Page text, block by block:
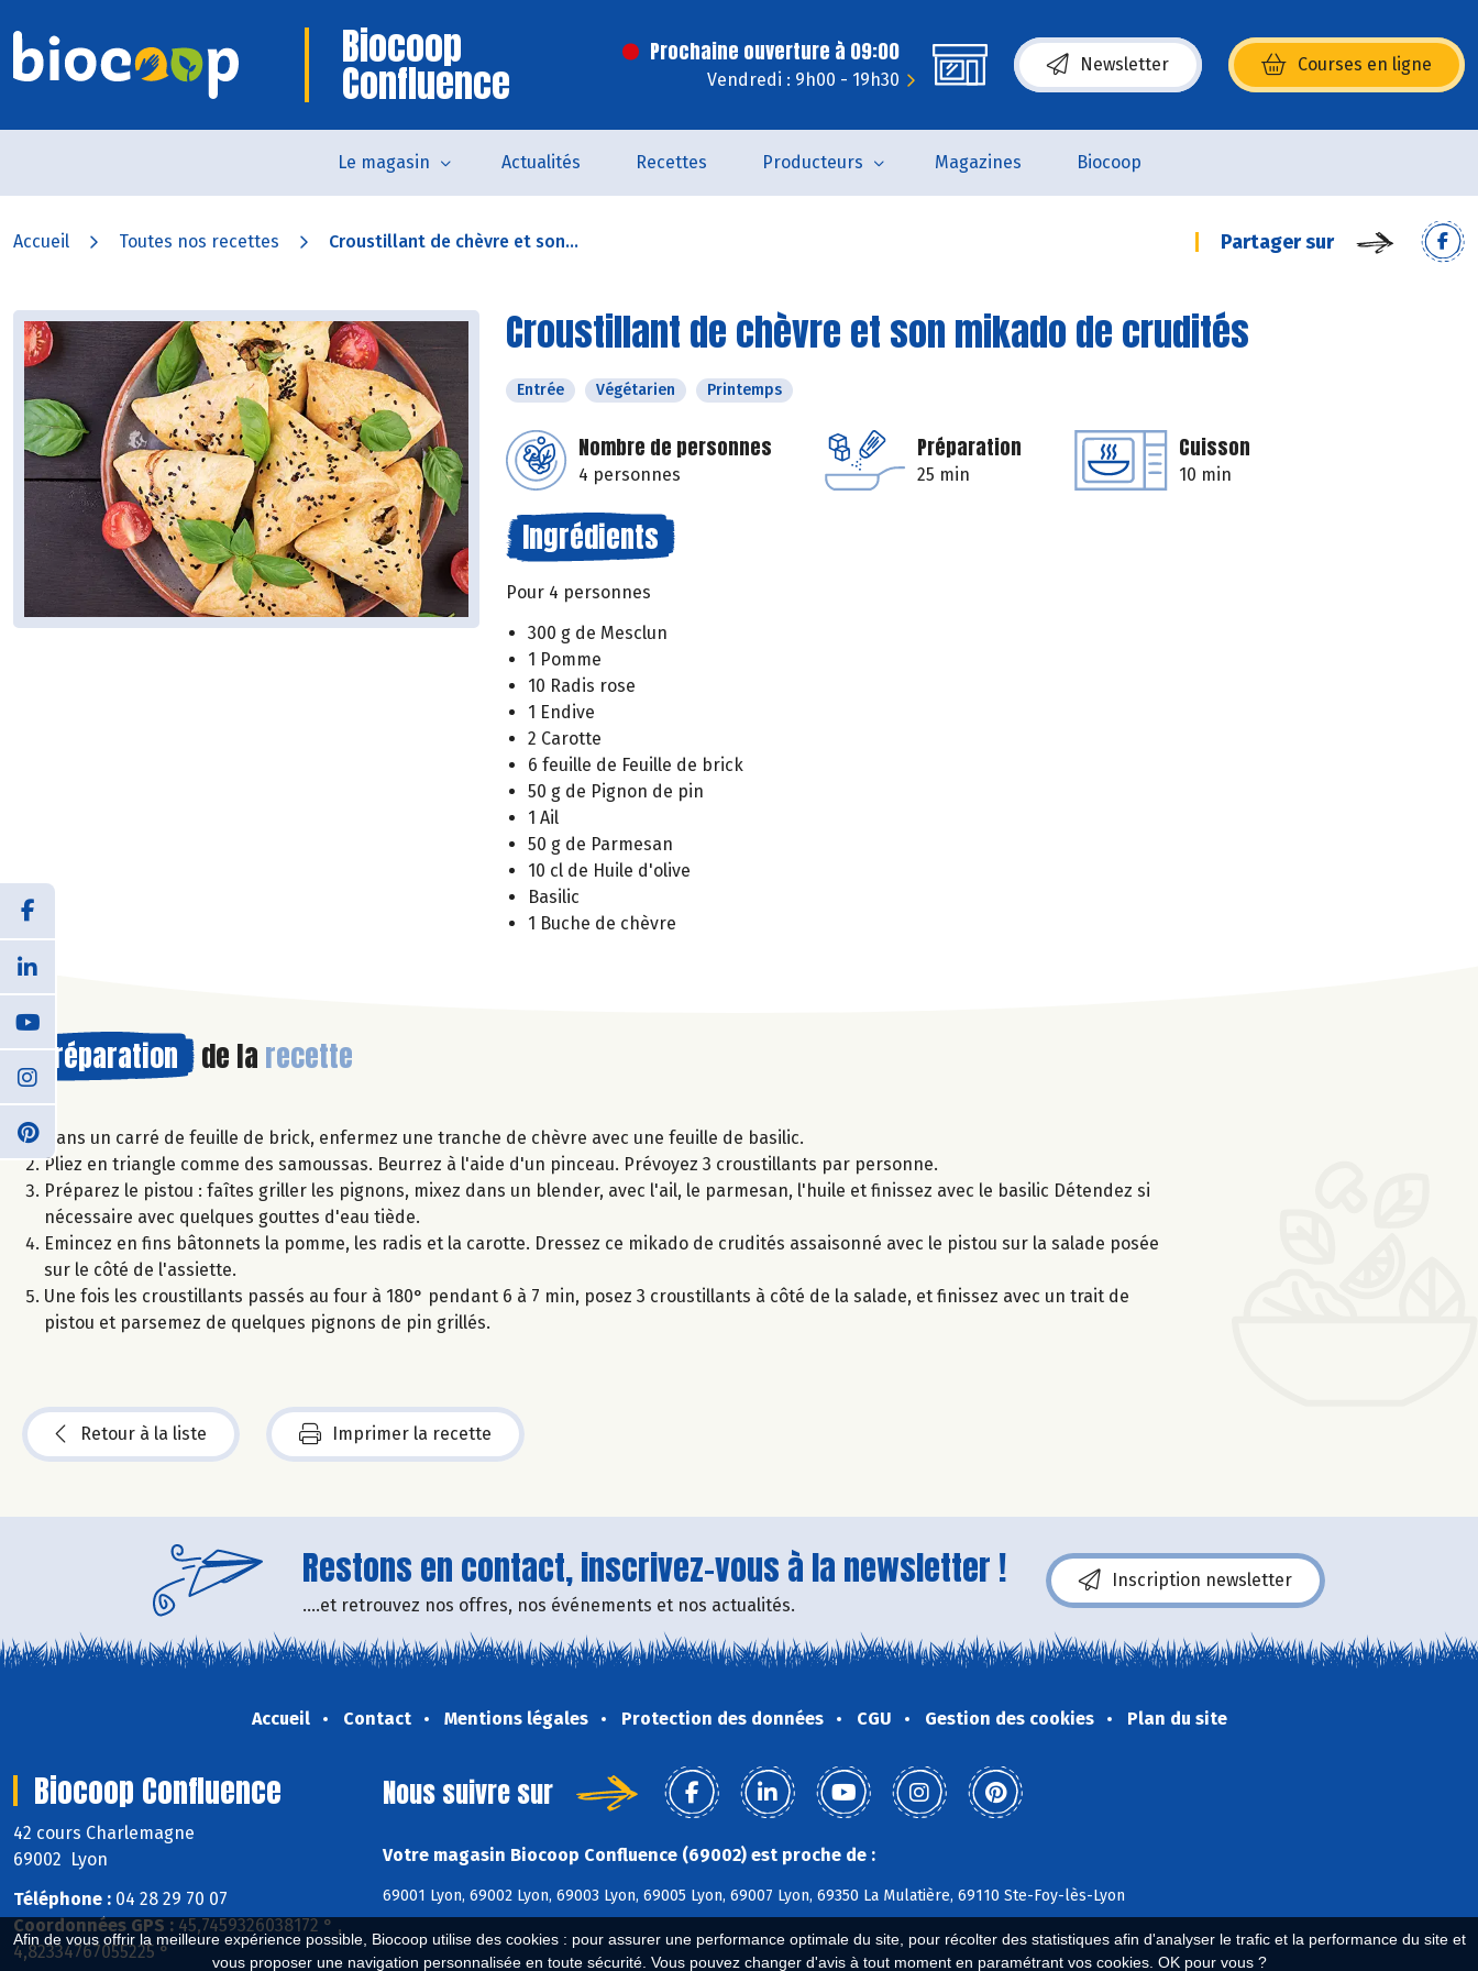
Afin de vous offrir la meilleure expérience possible, Biocoop utilise des cookies : pour assurer une performance optimale du site, pour récolter des statistiques afin d'analyser le trafic et la performance du site et
vous proposer une navigation personnalisée en toute sécurité. Vous pouvez changer d'avis à tout moment en paramétrant vos cookies. OK pour vous ?
Biocoop
Confluence
Prochaine ouverture à 09:00
Vendredi : 9h00 - 19h30
Newsletter Courses en ligne
(s’ouvre dans une nouvelle fenêtre)
Le magasin Actualités Recettes Producteurs Magazines Biocoop
Accueil Toutes nos recettes Croustillant de chèvre et son... Partager sur
Croustillant de chèvre et son mikado de crudités
Entrée Végétarien Printemps
Nombre de personnes
4 personnes
Préparation
25 min
Cuisson
10 min
Ingrédients
Pour 4 personnes
300 g de Mesclun
1 Pomme
10 Radis rose
1 Endive
2 Carotte
6 feuille de Feuille de brick
50 g de Pignon de pin
1 Ail
50 g de Parmesan
10 cl de Huile d'olive
Basilic
1 Buche de chèvre
Préparation de la recette
Dans un carré de feuille de brick, enfermez une tranche de chèvre avec une feuille de basilic.
Pliez en triangle comme des samoussas. Beurrez à l'aide d'un pinceau. Prévoyez 3 croustillants par personne.
Préparez le pistou : faîtes griller les pignons, mixez dans un blender, avec l'ail, le parmesan, l'huile et finissez avec le basilic Détendez si
nécessaire avec quelques gouttes d'eau tiède.
Emincez en fins bâtonnets la pomme, les radis et la carotte. Dressez ce mikado de crudités assaisonné avec le pistou sur la salade posée
sur le côté de l'assiette.
Une fois les croustillants passés au four à 180° pendant 6 à 7 min, posez 3 croustillants à côté de la salade, et finissez avec un trait de
pistou et parsemez de quelques pignons de pin grillés.
Retour à la liste Imprimer la recette
Restons en contact, inscrivez-vous à la newsletter !
....et retrouvez nos offres, nos événements et nos actualités.
Inscription newsletter
Accueil Contact Mentions légales Protection des données CGU Gestion des cookies Plan du site
Biocoop Confluence
42 cours Charlemagne
69002 Lyon
Téléphone : 04 28 29 70 07
Coordonnées GPS : 45,7459326038172 ° ,
4,82334767055225 °
Nous suivre sur
Votre magasin Biocoop Confluence (69002) est proche de :
69001 Lyon, 69002 Lyon, 69003 Lyon, 69005 Lyon, 69007 Lyon, 69350 La Mulatière, 69110 Ste-Foy-lès-Lyon